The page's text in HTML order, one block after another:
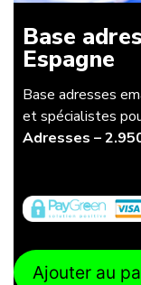
Base
Espagne
Base adresses
et spécialistes
Adresses –
Ajouter au